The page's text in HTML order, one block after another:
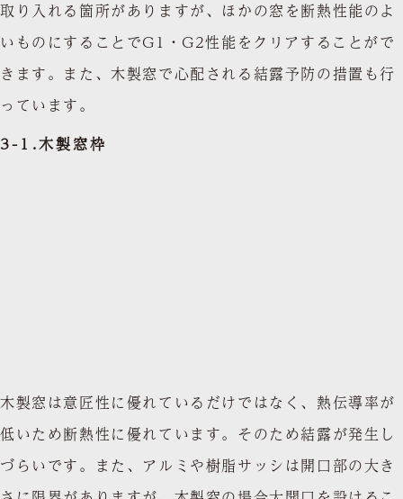
取り入れる箇所がありますが、ほかの窓を断熱性能のよ
いものにすることでG1・G2性能をクリアすることがで
きます。また、木製窓で心配される結露予防の措置も行
っています。
3-1.木製窓枠
木製窓は意匠性に優れているだけではなく、熱伝導率が
低いため断熱性に優れています。そのため結露が発生し
づらいです。また、アルミや樹脂サッシは開口部の大き